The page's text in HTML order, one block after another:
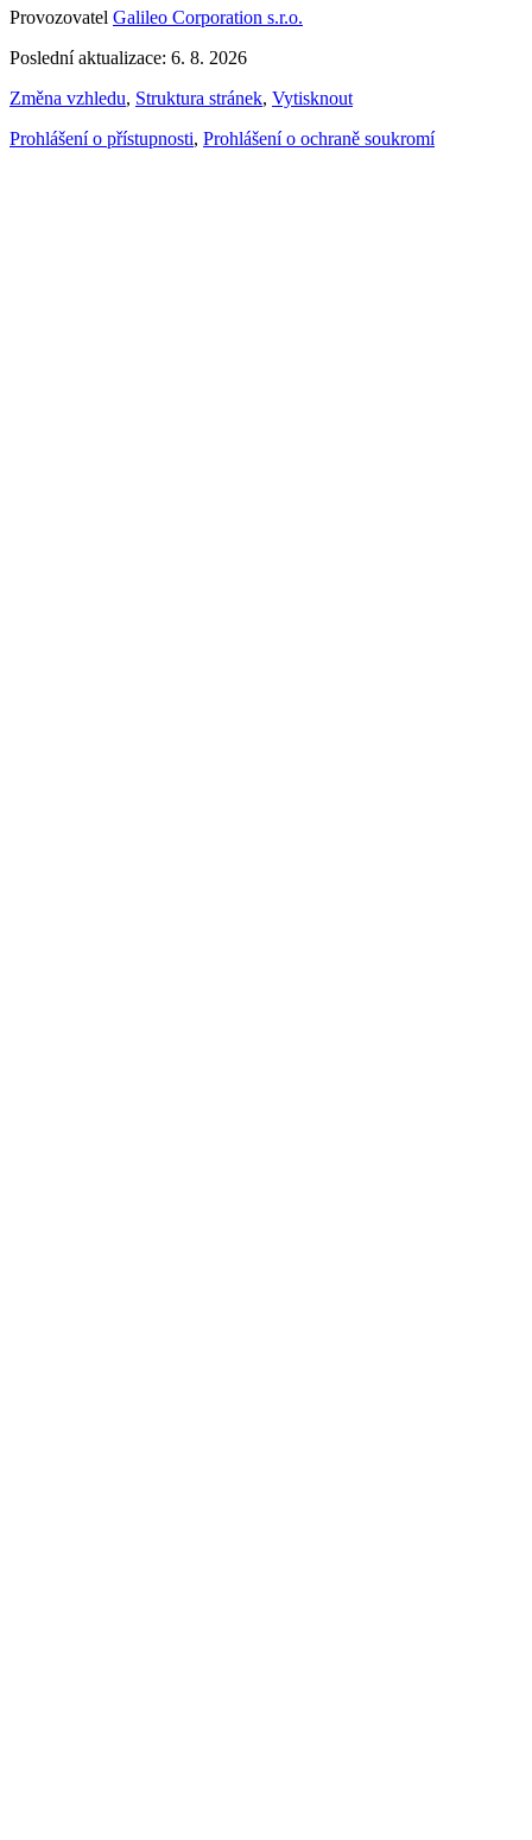
Provozovatel Galileo Corporation s.r.o.
Poslední aktualizace: 6. 8. 2026
Změna vzhledu, Struktura stránek, Vytisknout
Prohlášení o přístupnosti, Prohlášení o ochraně soukromí